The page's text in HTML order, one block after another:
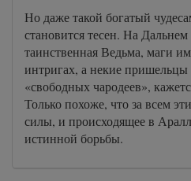
Но даже такой богатый
становится тесен. На
таинственная Ведьма, маги
интригах, а некие пришельцы
«свободных чародеев»,
Только похоже, что за всем
силы, и происходящее в
истинной борьбы.